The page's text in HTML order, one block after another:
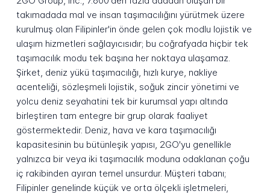
takımadada mal ve insan taşımacılığını yürütmek üzere
kurulmuş olan Filipinler'in önde gelen çok modlu lojistik ve
ulaşım hizmetleri sağlayıcısıdır; bu coğrafyada hiçbir tek
taşımacılık modu tek başına her noktaya ulaşamaz.
Şirket, deniz yükü taşımacılığı, hızlı kurye, nakliye
acenteliği, sözleşmeli lojistik, soğuk zincir yönetimi ve
yolcu deniz seyahatini tek bir kurumsal yapı altında
birleştiren tam entegre bir grup olarak faaliyet
göstermektedir. Deniz, hava ve kara taşımacılığı
kapasitesinin bu bütünleşik yapısı, 2GO'yu genellikle
yalnızca bir veya iki taşımacılık moduna odaklanan çoğu
iç rakibinden ayıran temel unsurdur. Müşteri tabanı;
Filipinler genelinde küçük ve orta ölçekli işletmeleri,